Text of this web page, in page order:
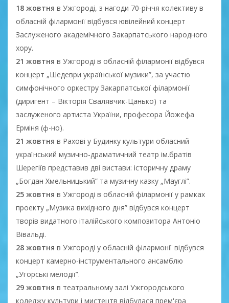
18 жовтня в Ужгороді, з нагоди 70-річчя колективу в
обласній філармонії відбувся ювілейний концерт
Заслуженого академічного Закарпатського народного
хору.
21 жовтня в Ужгороді в обласній філармонії відбувся
концерт „Шедеври української музики”, за участю
симфонічного оркестру Закарпатської філармонії
(диригент – Вікторія Свалявчик-Цанько) та
заслуженого артиста України, професора Йожефа
Ерміня (ф-но).
21 жовтня в Рахові у Будинку культури обласний
український музично-драматичний театр ім.братів
Шерегіїв представив дві вистави: історичну драму
„Богдан Хмельницький” та музичну казку „Мауглі”.
25 жовтня в Ужгороді в обласній філармонії у рамках
проекту „Музика вихідного дня” відбувся концерт
творів видатного італійського композитора Антоніо
Вівальді.
28 жовтня в Ужгороді у обласній філармонії відбувся
концерт камерно-інструментального ансамблю
„Угорські мелодії”.
29 жовтня в театральному залі Ужгородського
коледжу культури і мистецтв відбулася прем'єра